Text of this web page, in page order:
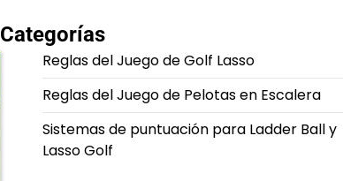
Categorías
Reglas del Juego de Golf Lasso
Reglas del Juego de Pelotas en Escalera
Sistemas de puntuación para Ladder Ball y
Lasso Golf